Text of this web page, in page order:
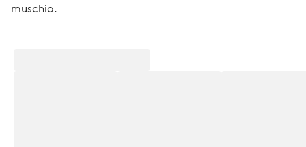
muschio.